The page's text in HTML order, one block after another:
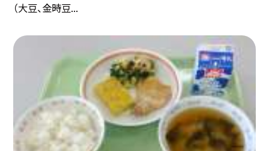
（大豆、金時豆...